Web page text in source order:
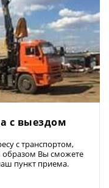
с выездом
с транспортом,
образом Вы сможете
пункт приема.